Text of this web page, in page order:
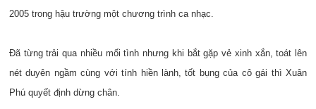
2005 trong hậu trường một chương trình ca nhạc.
Đã từng trải qua nhiều mối tình nhưng khi bắt gặp vẻ xinh xắn, toát lên
nét duyên ngầm cùng với tính hiền lành, tốt bụng của cô gái thì Xuân
Phú quyết định dừng chân.